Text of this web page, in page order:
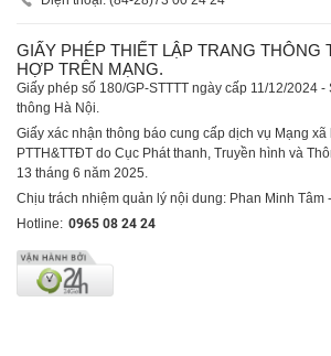
GIẤY PHÉP THIẾT LẬP TRANG THÔNG
HỢP TRÊN MẠNG.
Giấy phép số 180/GP-STTTT ngày cấp 11/12/2024
thông Hà Nội.
Giấy xác nhận thông báo cung cấp dịch vụ Mạng xã
PTTH&TTĐT do Cục Phát thanh, Truyền hình và
13 tháng 6 năm 2025.
Chịu trách nhiệm quản lý nội dung: Phan Minh Tâm
Hotline: 0965 08 24 24